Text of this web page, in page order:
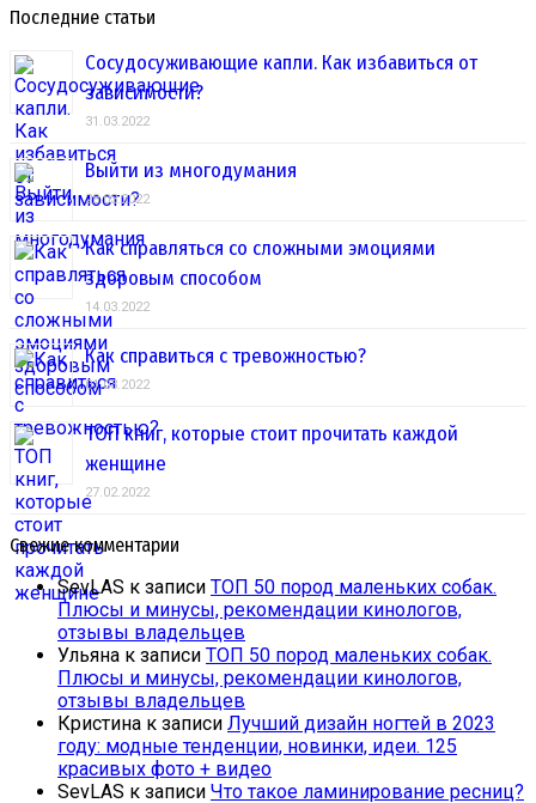
Последние статьи
Сосудосуживающие капли. Как избавиться от
зависимости?
31.03.2022
Выйти из многодумания
28.03.2022
Как справляться со сложными эмоциями
здоровым способом
14.03.2022
Как справиться с тревожностью?
01.03.2022
ТОП книг, которые стоит прочитать каждой
женщине
27.02.2022
Свежие комментарии
SevLAS к записи ТОП 50 пород маленьких собак.
Плюсы и минусы, рекомендации кинологов,
отзывы владельцев
Ульяна к записи ТОП 50 пород маленьких собак.
Плюсы и минусы, рекомендации кинологов,
отзывы владельцев
Кристина к записи Лучший дизайн ногтей в 2023
году: модные тенденции, новинки, идеи. 125
красивых фото + видео
SevLAS к записи Что такое ламинирование ресниц?